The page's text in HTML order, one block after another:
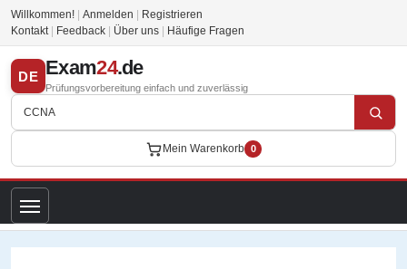
Willkommen! Anmelden
Registrieren
Kontakt
Feedback Über uns Häufige Fragen
DE Exam24.de
Prüfungsvorbereitung einfach und zuverlässig
Mein Warenkorb 0